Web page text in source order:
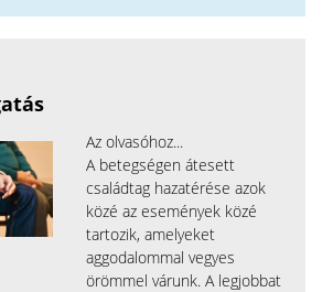
Az olvasóhoz...
A betegségen átesett
családtag hazatérése azok
közé az események közé
tartozik, amelyeket
aggodalommal vegyes
örömmel várunk. A legjobbat